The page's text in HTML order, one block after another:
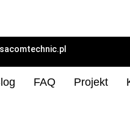
FAQ Projekt